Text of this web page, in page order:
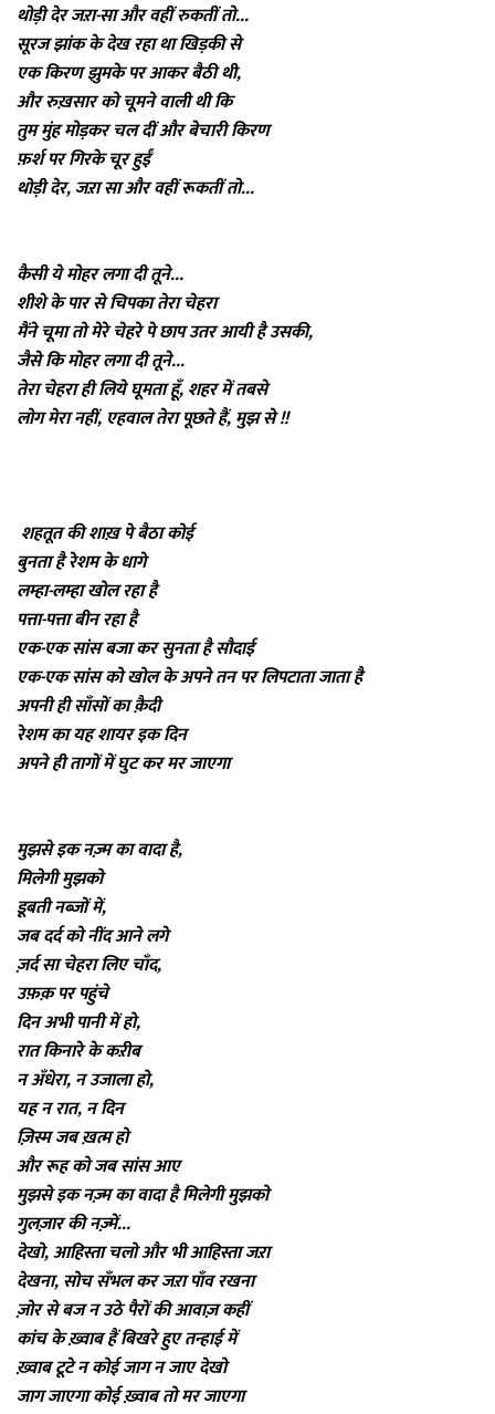
थोड़ी देर जऱा-सा और वहीं रुकतीं तो...
सूरज झांक के देख रहा था खिड़की से
एक किरण झुमके पर आकर बैठी थी,
और रुख़सार को चूमने वाली थी कि
तुम मुंह मोड़कर चल दीं और बेचारी किरण
फ़र्श पर गिरके चूर हुईं
थोड़ी देर, जऱा सा और वहीं रूकतीं तो...
कैसी ये मोहर लगा दी तूने...
शीशे के पार से चिपका तेरा चेहरा
मैंने चूमा तो मेरे चेहरे पे छाप उतर आयी है उसकी,
जैसे कि मोहर लगा दी तूने...
तेरा चेहरा ही लिये घूमता हूँ, शहर में तबसे
लोग मेरा नहीं, एहवाल तेरा पूछते हैं, मुझ से !!
शहतूत की शाख़ पे बैठा कोई
बुनता है रेशम के धागे
लम्हा-लम्हा खोल रहा है
पत्ता-पत्ता बीन रहा है
एक-एक सांस बजा कर सुनता है सौदाई
एक-एक सांस को खोल के अपने तन पर लिपटाता जाता है
अपनी ही साँसों का क़ैदी
रेशम का यह शायर इक दिन
अपने ही तागों में घुट कर मर जाएगा
मुझसे इक नज़्म का वादा है,
मिलेगी मुझको
डूबती नब्ज़ों में,
जब दर्द को नींद आने लगे
ज़र्द सा चेहरा लिए चाँद,
उफ़क़ पर पहुंचे
दिन अभी पानी में हो,
रात किनारे के कऱीब
न अँधेरा, न उजाला हो,
यह न रात, न दिन
ज़िस्म जब ख़त्म हो
और रूह को जब सांस आए
मुझसे इक नज़्म का वादा है मिलेगी मुझको
गुलज़ार की नज़्में...
देखो, आहिस्ता चलो और भी आहिस्ता जऱा
देखना, सोच सँभल कर जऱा पाँव रखना
ज़ोर से बज न उठे पैरों की आवाज़ कहीं
कांच के ख़्वाब हैं बिखरे हुए तन्हाई में
ख़्वाब टूटे न कोई जाग न जाए देखो
जाग जाएगा कोई ख़्वाब तो मर जाएगा